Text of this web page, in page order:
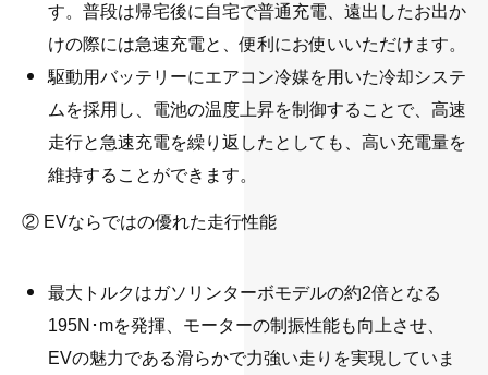
す。普段は帰宅後に自宅で普通充電、遠出したお出か
けの際には急速充電と、便利にお使いいただけます。
駆動用バッテリーにエアコン冷媒を用いた冷却システ
ムを採用し、電池の温度上昇を制御することで、高速
走行と急速充電を繰り返したとしても、高い充電量を
維持することができます。
② EVならではの優れた走行性能
最大トルクはガソリンターボモデルの約2倍となる
195N･mを発揮、モーターの制振性能も向上させ、
EVの魅力である滑らかで力強い走りを実現していま